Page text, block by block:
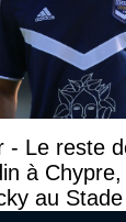
- Le reste
à
au